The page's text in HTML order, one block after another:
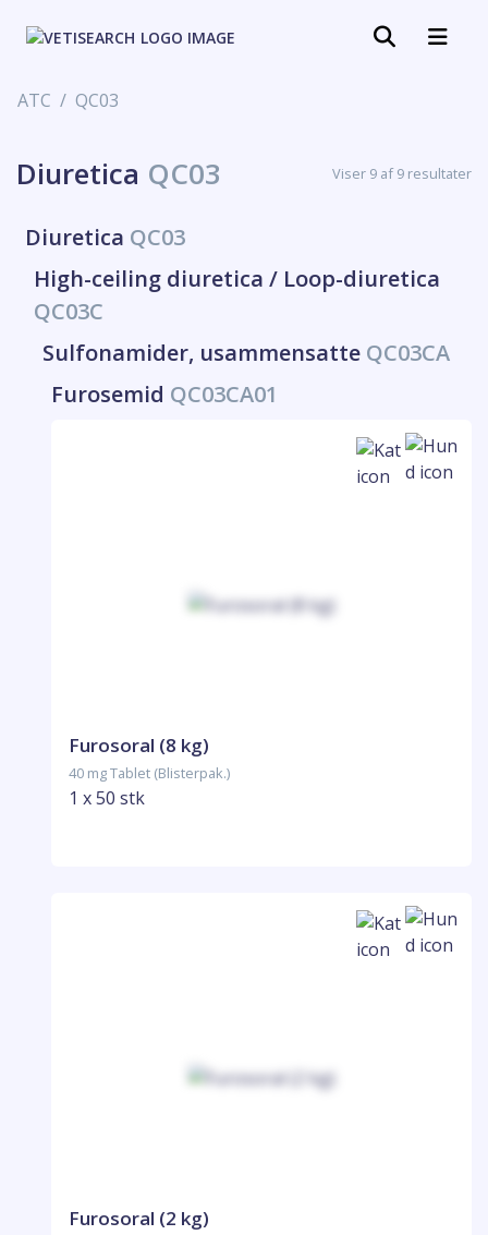
ATC QC03
Diuretica QC03 Viser 9 af 9 resultater
Diuretica QC03
High-ceiling diuretica / Loop-diuretica
QC03C
Sulfonamider, usammensatte QC03CA
Furosemid QC03CA01
Furosoral (8 kg)
40 mg Tablet (Blisterpak.)
1 x 50 stk
Furosoral (2 kg)